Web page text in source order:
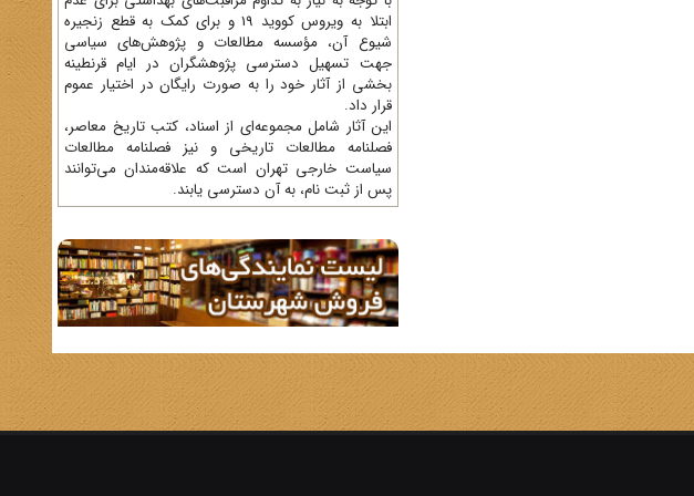
ابتلا به ویروس کووید 19 و برای کمک به قطع زنجیره
شیوع آن، مؤسسه مطالعات و پژوهش‌های سیاسی
جهت تسهیل دسترسی پژوهشگران در ایام قرنطینه
بخشی از آثار خود را به صورت رایگان در اختیار عموم
قرار داد.
این آثار شامل مجموعه‌ای از اسناد، کتب تاریخ معاصر،
فصلنامه‌ مطالعات تاریخی و نیز فصلنامه مطالعات
سیاست خارجی تهران است که علاقه‌مندان می‌توانند
پس از ثبت نام، به آن دسترسی یابند.